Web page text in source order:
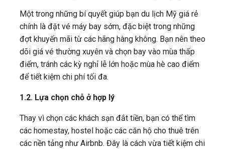
Một trong những bí quyết giúp bạn du lịch Mỹ giá rẻ
chính là đặt vé máy bay sớm, đặc biệt trong những
đợt khuyến mãi từ các hãng hàng không. Bạn nên theo
dõi giá vé thường xuyên và chọn bay vào mùa thấp
điểm, tránh các kỳ nghỉ lễ lớn hoặc mùa hè cao điểm
để tiết kiệm chi phí tối đa.
1.2. Lựa chọn chỗ ở hợp lý
Thay vì chọn các khách sạn đắt tiền, bạn có thể tìm
các homestay, hostel hoặc các căn hộ cho thuê trên
các nền tảng như Airbnb. Đây là cách vừa tiết kiệm chi